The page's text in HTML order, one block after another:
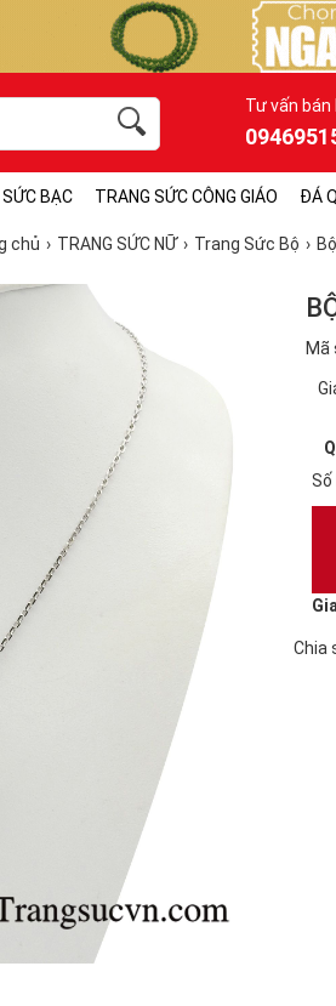
Tư vấn bán
BẠC TRANG SỨC CÔNG GIÁO ĐÁ
chủ TRANG SỨC NỮ Trang Sức Bộ
Mã
Số
Chia